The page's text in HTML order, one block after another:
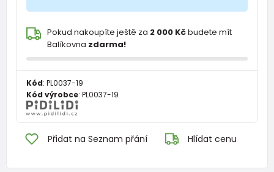
Pokud nakoupíte ještě za 2 000 Kčbudete mít
Balíkovna zdarma!
Kód: PL0037-19
Kód výrobce: PL0037-19
Přidat na Seznam přání Hlídat cenu